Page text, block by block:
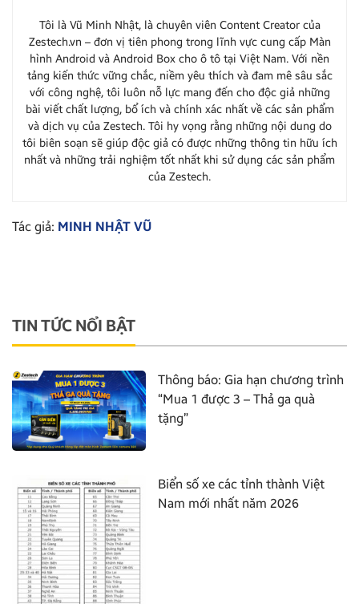
Tôi là Vũ Minh Nhật, là chuyên viên Content Creator của
Zestech.vn – đơn vị tiên phong trong lĩnh vực cung cấp Màn
hình Android và Android Box cho ô tô tại Việt Nam. Với nền
tảng kiến thức vững chắc, niềm yêu thích và đam mê sâu sắc
với công nghệ, tôi luôn nỗ lực mang đến cho độc giả những
bài viết chất lượng, bổ ích và chính xác nhất về các sản phẩm
và dịch vụ của Zestech. Tôi hy vọng rằng những nội dung do
tôi biên soạn sẽ giúp độc giả có được những thông tin hữu ích
nhất và những trải nghiệm tốt nhất khi sử dụng các sản phẩm
của Zestech.
Tác giả: MINH NHẬT VŨ
TIN TỨC NỔI BẬT
Thông báo: Gia hạn chương trình
“Mua 1 được 3 – Thả ga quà
tặng”
Biển số xe các tỉnh thành Việt
Nam mới nhất năm 2026